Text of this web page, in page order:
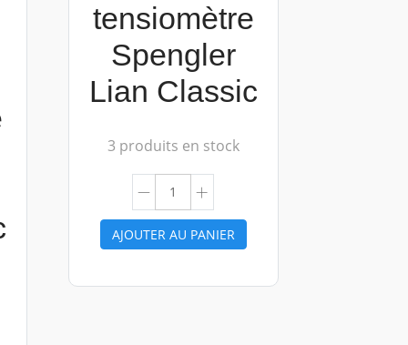
tensiomètre
Spengler
Lian Classic
3 produits en stock
AJOUTER AU PANIER